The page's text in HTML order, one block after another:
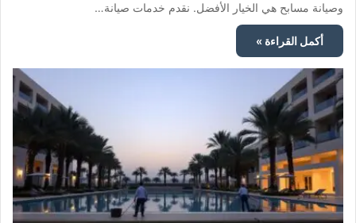
وصيانة مسابح هي الخيار الأفضل. نقدم خدمات صيانة…
أكمل القراءة »